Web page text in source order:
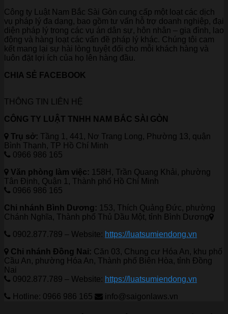
Công ty Luật Nam Bắc Sài Gòn cung cấp một loạt các dịch
vụ pháp lý đa dạng, bao gồm tư vấn hỗ trợ doanh nghiệp, đại
diện pháp lý trong các vụ án dân sự, hôn nhân – gia đình, lao
động và hàng loạt các vấn đề pháp lý khác. Chúng tôi cam
kết mang lại sự hài lòng tuyệt đối cho mỗi khách hàng và
luôn đặt lợi ích của họ lên hàng đầu.
CHIA SẺ FACEBOOK
THÔNG TIN LIÊN HỆ
CÔNG TY LUẬT TNHH NAM BẮC SÀI GÒN
Trụ sở: Tầng 1, 441, Nơ Trang Long, Phường 13, quận
Bình Thạnh, TP Hồ Chí Minh
0966 986 165
Văn phòng làm việc: 158H, Trần Quang Khải, phường
Tân Định, Quận 1, Thành phố Hồ Chí Minh
0966 986 165
Chi nhánh Bình Dương: 153, Thích Quảng Đức, phường
Chánh Nghĩa, Thành phố Thủ Dầu Một, tỉnh Bình Dương
0902.877.789 – Website: https://luatsumiendong.vn
Chi nhánh Đồng Nai: Căn 03, Chung cư Hóa An, khu phố
Cầu An, phường Hóa An, Thành phố Biên Hòa, tỉnh Đồng
Nai
0902.877.789 – Website: https://luatsumiendong.vn
Hotline: 0966 986 165
info@saigonlaws.vn